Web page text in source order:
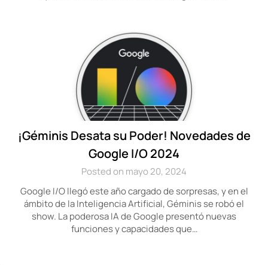
¡Géminis Desata su Poder! Novedades de
Google I/O 2024
Posted on mayo 20, 2024
Google I/O llegó este año cargado de sorpresas, y en el
ámbito de la Inteligencia Artificial, Géminis se robó el
show. La poderosa IA de Google presentó nuevas
funciones y capacidades que…